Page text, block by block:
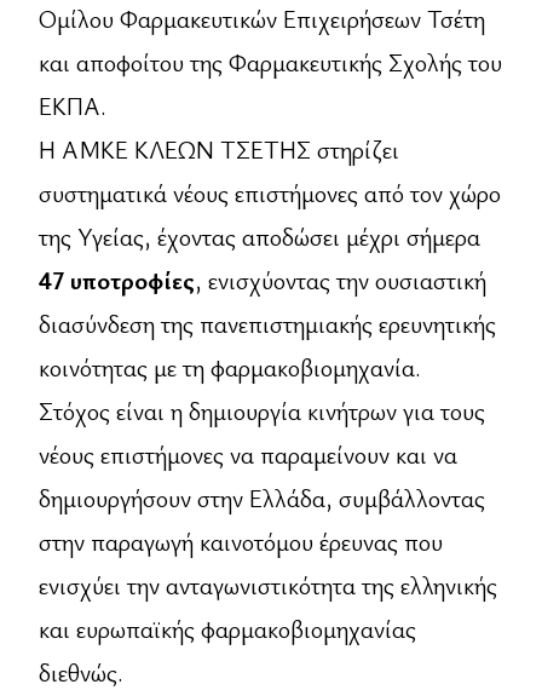
Ομίλου Φαρμακευτικών Επιχειρήσεων Τσέτη
και αποφοίτου της Φαρμακευτικής Σχολής του
ΕΚΠΑ.
Η ΑΜΚΕ ΚΛΕΩΝ ΤΣΕΤΗΣ στηρίζει
συστηματικά νέους επιστήμονες από τον χώρο
της Υγείας, έχοντας αποδώσει μέχρι σήμερα
47 υποτροφίες, ενισχύοντας την ουσιαστική
διασύνδεση της πανεπιστημιακής ερευνητικής
κοινότητας με τη φαρμακοβιομηχανία.
Στόχος είναι η δημιουργία κινήτρων για τους
νέους επιστήμονες να παραμείνουν και να
δημιουργήσουν στην Ελλάδα, συμβάλλοντας
στην παραγωγή καινοτόμου έρευνας που
ενισχύει την ανταγωνιστικότητα της ελληνικής
και ευρωπαϊκής φαρμακοβιομηχανίας
διεθνώς.